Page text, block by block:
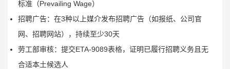
标准（Prevailing Wage）
招聘广告：在3种以上媒介发布招聘广告（如报纸、公司官
网、招聘网站），持续至少30天
劳工部审核：提交ETA-9089表格，证明已履行招聘义务且无
合适本土候选人